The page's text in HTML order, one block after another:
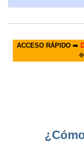
ACCESO RÁPIDO➡️
🔷